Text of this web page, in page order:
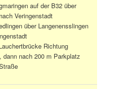
auf der B32 über
Veringenstadt
über Langenensslingen
Richtung
dann nach 200 m Parkplatz